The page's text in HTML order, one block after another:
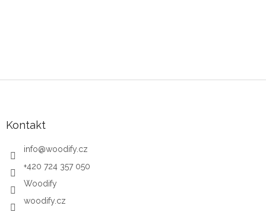
Kontakt
info@woodify.cz
+420 724 357 050
Woodify
woodify.cz